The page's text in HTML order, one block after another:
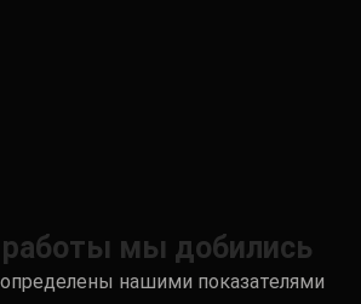
работы мы добились
нашими показателями